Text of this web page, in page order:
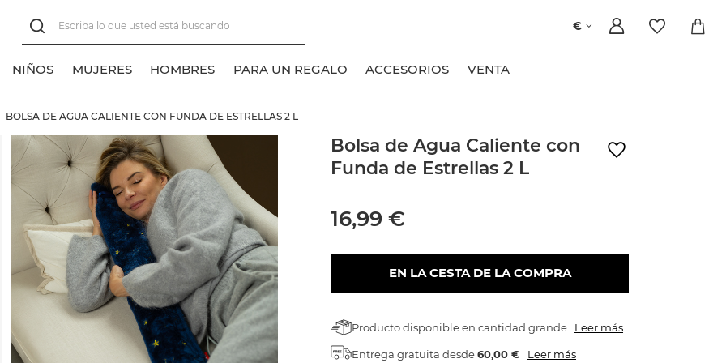
€
todos
NIÑOS
todos
MUJERES
todos
tobilleros
normales
invisibles
HOMBRES
todos
normales
tobilleros
invisibles
sneakers
PARA UN REGALO ACCESORIOS VENTA
BOLSA DE AGUA CALIENTE CON FUNDA DE ESTRELLAS 2 L
Bolsa de Agua Caliente con
Funda de Estrellas 2 L
16,99 €
EN LA CESTA DE LA COMPRA
Producto disponible en cantidad grande Leer más
Entrega gratuita desde60,00 € Leer más